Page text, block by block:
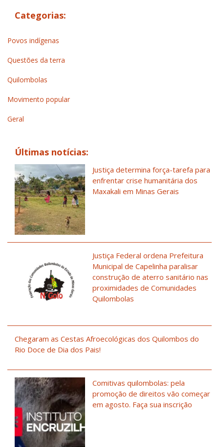
Categorias:
Povos indígenas
Questões da terra
Quilombolas
Movimento popular
Geral
Últimas notícias:
Justiça determina força-tarefa para
enfrentar crise humanitária dos
Maxakali em Minas Gerais
Justiça Federal ordena Prefeitura
Municipal de Capelinha paralisar
construção de aterro sanitário nas
proximidades de Comunidades
Quilombolas
Chegaram as Cestas Afroecológicas dos Quilombos do
Rio Doce de Dia dos Pais!
Comitivas quilombolas: pela
promoção de direitos vão começar
em agosto. Faça sua inscrição